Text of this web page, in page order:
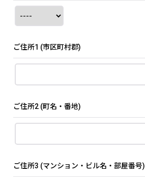
ご住所1 (市区町村郡)
ご住所2 (町名・番地)
ご住所3 (マンション・ビル名・部屋番号)